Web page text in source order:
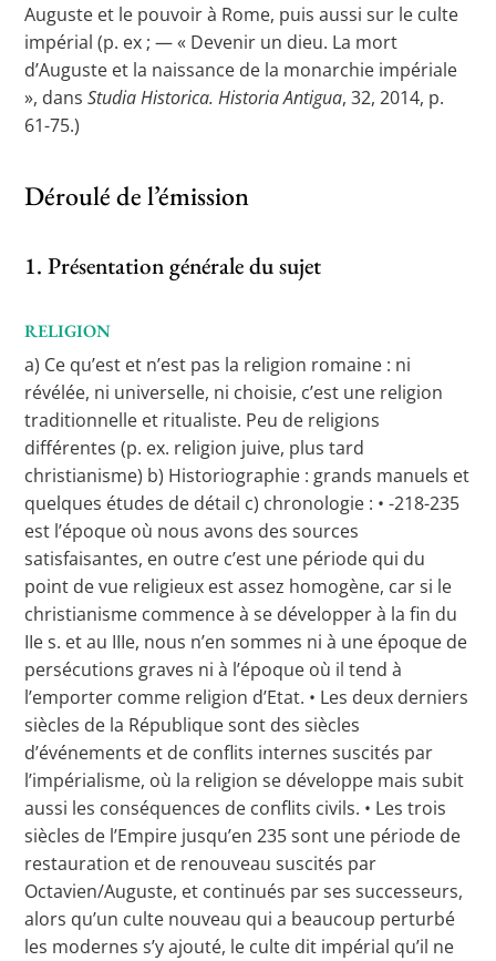
Auguste et le pouvoir à Rome, puis aussi sur le culte
impérial (p. ex ; — « Devenir un dieu. La mort
d’Auguste et la naissance de la monarchie impériale
», dansStudia Historica. Historia Antigua, 32, 2014, p.
61-75.)
Déroulé de l’émission
1. Présentation générale du sujet
RELIGION
a) Ce qu’est et n’est pas la religion romaine : ni
révélée, ni universelle, ni choisie, c’est une religion
traditionnelle et ritualiste. Peu de religions
différentes (p. ex. religion juive, plus tard
christianisme) b) Historiographie : grands manuels et
quelques études de détail c) chronologie : • -218-235
est l’époque où nous avons des sources
satisfaisantes, en outre c’est une période qui du
point de vue religieux est assez homogène, car si le
christianisme commence à se développer à la fin du
IIe s. et au IIIe, nous n’en sommes ni à une époque de
persécutions graves ni à l’époque où il tend à
l’emporter comme religion d’Etat. • Les deux derniers
siècles de la République sont des siècles
d’événements et de conflits internes suscités par
l’impérialisme, où la religion se développe mais subit
aussi les conséquences de conflits civils. • Les trois
siècles de l’Empire jusqu’en 235 sont une période de
restauration et de renouveau suscités par
Octavien/Auguste, et continués par ses successeurs,
alors qu’un culte nouveau qui a beaucoup perturbé
les modernes s’y ajouté, le culte dit impérial qu’il ne